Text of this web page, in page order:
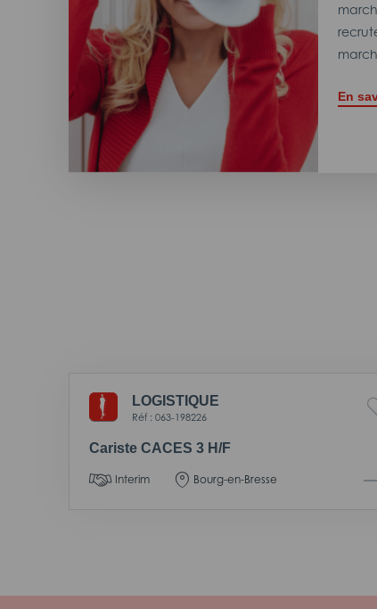
En
LOGISTIQUE
Réf : 063-198226
Cariste CACES 3 H/F
Interim Bourg-en-Bresse